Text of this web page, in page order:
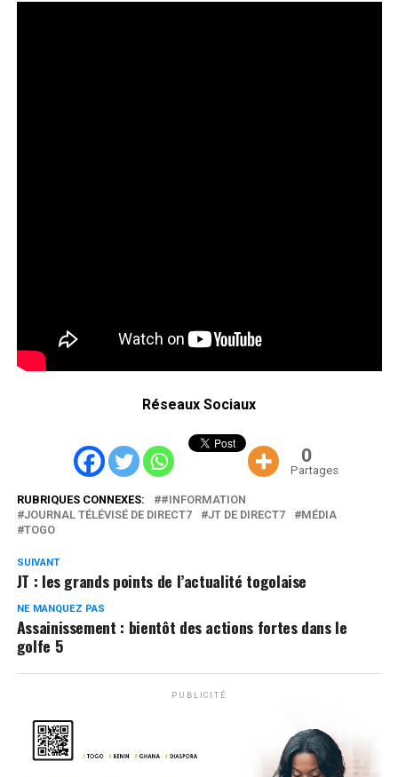
Réseaux Sociaux
0
Partages
RUBRIQUES CONNEXES:
#INFORMATION
JOURNAL TÉLÉVISÉ DE DIRECT7
JT DE DIRECT7
MÉDIA
TOGO
SUIVANT
JT : les grands points de l’actualité togolaise
NE MANQUEZ PAS
Assainissement : bientôt des actions fortes dans le
golfe 5
PUBLICITÉ